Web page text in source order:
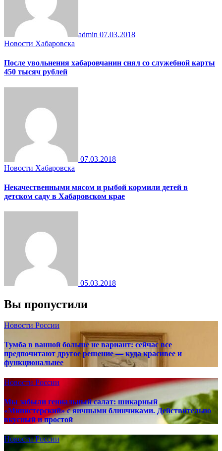
admin 07.03.2018
Новости Хабаровска
После увольнения хабаровчанин снял со служебной карты
450 тысяч рублей
07.03.2018
Новости Хабаровска
Некачественными мясом и рыбой кормили детей в
детском саду в Хабаровском крае
05.03.2018
Вы пропустили
Новости России
Тумба в ванной больше не вариант: сейчас все
предпочитают другое решение — куда красивее и
функциональнее
Новости России
Мы забыли гениальный салат: шикарный
«Министерский» с яичными блинчиками. Действительно
вкусный и простой
Новости России